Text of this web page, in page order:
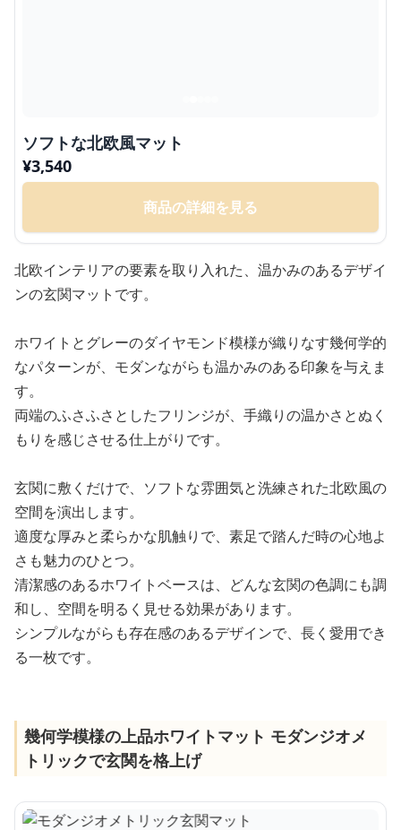
ソフトな北欧風マット
¥3,540
商品の詳細を見る
北欧インテリアの要素を取り入れた、温かみのあるデザイ
ンの玄関マットです。
ホワイトとグレーのダイヤモンド模様が織りなす幾何学的
なパターンが、モダンながらも温かみのある印象を与えま
す。
両端のふさふさとしたフリンジが、手織りの温かさとぬく
もりを感じさせる仕上がりです。
玄関に敷くだけで、ソフトな雰囲気と洗練された北欧風の
空間を演出します。
適度な厚みと柔らかな肌触りで、素足で踏んだ時の心地よ
さも魅力のひとつ。
清潔感のあるホワイトベースは、どんな玄関の色調にも調
和し、空間を明るく見せる効果があります。
シンプルながらも存在感のあるデザインで、長く愛用でき
る一枚です。
幾何学模様の上品ホワイトマット モダンジオメ
トリックで玄関を格上げ